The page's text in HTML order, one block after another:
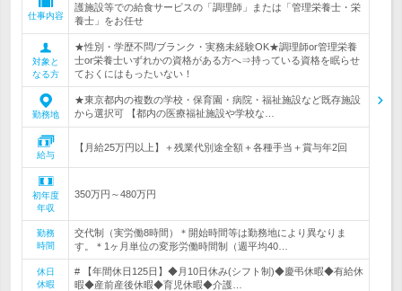
仕事内容
護施設等での給食サービスの「調理師」または「管理栄養士・栄
養士」をお任せ
対象と
なる方
★性別・学歴不問/ブランク・実務未経験OK★調理師or管理栄養
士or栄養士いずれかの資格がある方へ⇒持っている資格を眠らせ
ておくにはもったいない！
勤務地
★東京都内の複数の学校・保育園・病院・福祉施設など既存施設
から選択可 【都内の医療福祉施設や学校な…
給与
【月給25万円以上】＋残業代別途全額＋各種手当＋賞与年2回
初年度
年収
350万円～480万円
勤務
時間
交代制（実労働8時間）＊開始時間等は勤務地により異なりま
す。＊1ヶ月単位の変形労働時間制（週平均40…
休日
休暇
# 【年間休日125日】◆月10日休み(シフト制)◆慶弔休暇◆有給休
暇◆産前産後休暇◆育児休暇◆介護…